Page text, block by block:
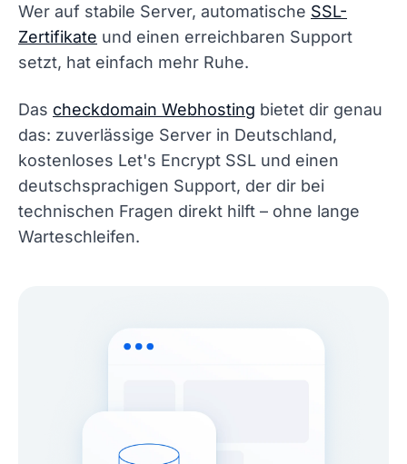
Wer auf stabile Server, automatische SSL-
Zertifikate und einen erreichbaren Support
setzt, hat einfach mehr Ruhe.
Das checkdomain Webhosting bietet dir genau
das: zuverlässige Server in Deutschland,
kostenloses Let's Encrypt SSL und einen
deutschsprachigen Support, der dir bei
technischen Fragen direkt hilft – ohne lange
Warteschleifen.